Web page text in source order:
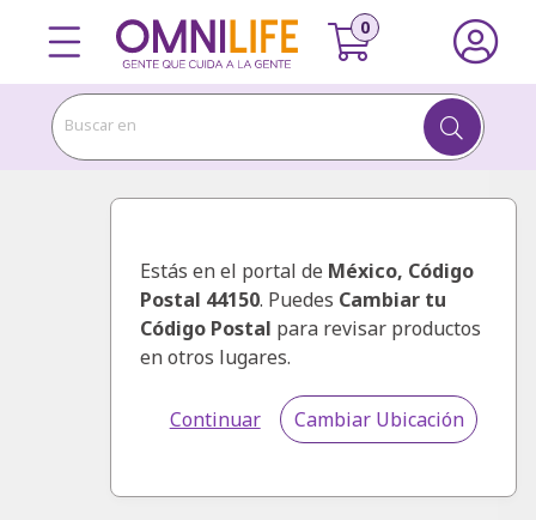
Buscar en
Estás en el portal de México, Código
Postal 44150. Puedes Cambiar tu
Código Postal para revisar productos
en otros lugares.
Continuar Cambiar Ubicación